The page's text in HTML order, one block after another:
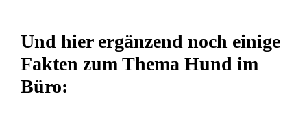
Und hier ergänzend noch einige
Fakten zum Thema Hund im
Büro: